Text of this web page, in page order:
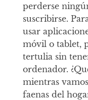
perderse
suscribirse.
usar
móvil o tablet,
tertulia sin
ordenador.
mientras
faenas del